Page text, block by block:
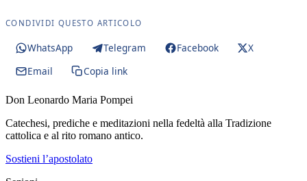
CONDIVIDI QUESTO ARTICOLO
WhatsApp Telegram Facebook
X
Email
Copia link
Don Leonardo Maria Pompei
Catechesi, prediche e meditazioni nella fedeltà alla Tradizione
cattolica e al rito romano antico.
Sostieni l’apostolato